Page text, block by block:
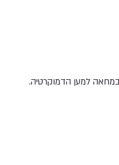
במחאה למען הדמוקרטיה.